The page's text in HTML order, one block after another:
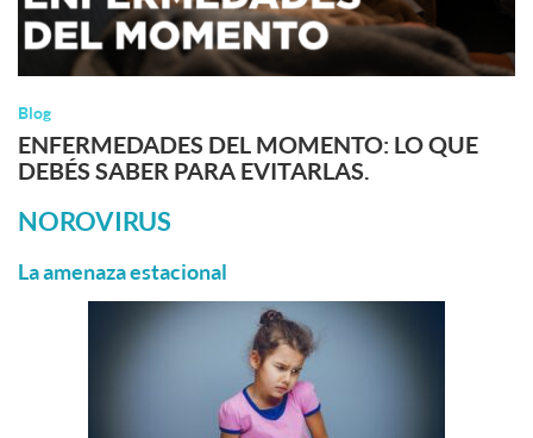
Blog
ENFERMEDADES DEL MOMENTO: LO QUE
DEBÉS SABER PARA EVITARLAS.
NOROVIRUS
La amenaza estacional